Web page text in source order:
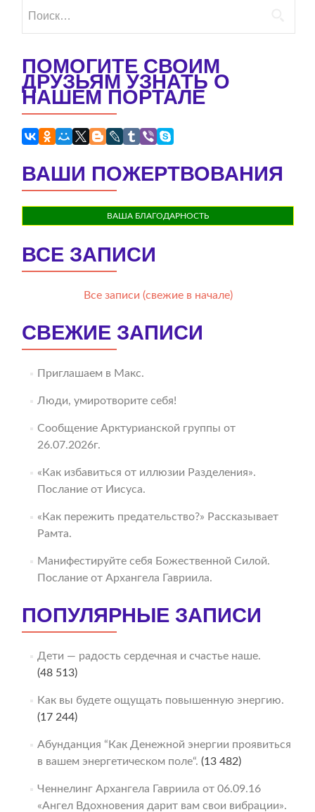
ПОМОГИТЕ СВОИМ
ДРУЗЬЯМ УЗНАТЬ О
НАШЕМ ПОРТАЛЕ
ВАШИ ПОЖЕРТВОВАНИЯ
ВАША БЛАГОДАРНОСТЬ
ВСЕ ЗАПИСИ
Все записи (свежие в начале)
СВЕЖИЕ ЗАПИСИ
Приглашаем в Макс.
Люди, умиротворите себя!
Сообщение Арктурианской группы от
26.07.2026г.
«Как избавиться от иллюзии Разделения».
Послание от Иисуса.
«Как пережить предательство?» Рассказывает
Рамта.
Манифестируйте себя Божественной Силой.
Послание от Архангела Гавриила.
ПОПУЛЯРНЫЕ ЗАПИСИ
Дети — радость сердечная и счастье наше.
(48 513)
Как вы будете ощущать повышенную энергию.
(17 244)
Абунданция “Как Денежной энергии проявиться
в вашем энергетическом поле“. (13 482)
Ченнелинг Архангела Гавриила от 06.09.16
«Ангел Вдохновения дарит вам свои вибрации».